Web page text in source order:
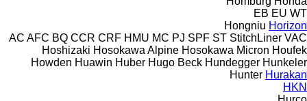
EB EU WT
Hongniu Horizon
AC AFC BQ CCR CRF HMU MC PJ SPF ST StitchLiner VAC
Hoshizaki Hosokawa Alpine Hosokawa Micron Houfek
Howden Huawin Huber Hugo Beck Hundegger Hunkeler
Hunter Hurakan
HKN